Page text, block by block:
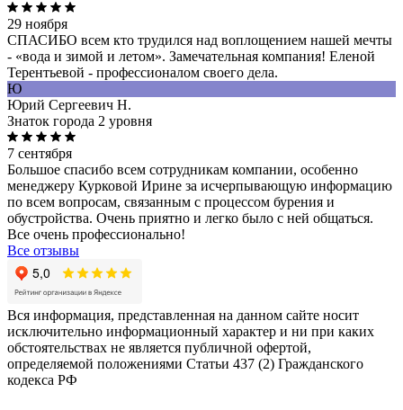
29 ноября
СПАСИБО всем кто трудился над воплощением нашей мечты
- «вода и зимой и летом». Замечательная компания! Еленой
Терентьевой - профессионалом своего дела.
Ю
Юрий Сергеевич Н.
Знаток города 2 уровня
7 сентября
Большое спасибо всем сотрудникам компании, особенно
менеджеру Курковой Ирине за исчерпывающую информацию
по всем вопросам, связанным с процессом бурения и
обустройства. Очень приятно и легко было с ней общаться.
Все очень профессионально!
Все отзывы
Вся информация, представленная на данном сайте носит
исключительно информационный характер и ни при каких
обстоятельствах не является публичной офертой,
определяемой положениями Статьи 437 (2) Гражданского
кодекса РФ